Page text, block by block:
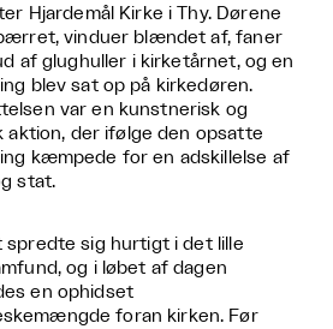
Hjardemål Kirke i Thy. Dørene
vinduer blændet af, faner
af glughuller i kirketårnet, og en
blev sat op på kirkedøren.
var en kunstnerisk og
aktion, der ifølge den opsatte
kæmpede for en adskillelse af
stat.
spredte sig hurtigt i det lille
og i løbet af dagen
en ophidset
foran kirken. Før